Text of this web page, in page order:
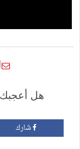
هل
شارك